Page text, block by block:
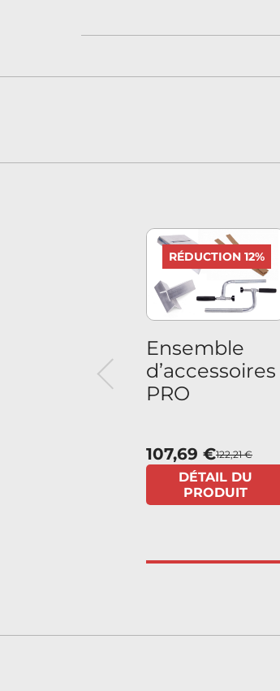
RÉDUCTION 12%
Ensemble
d’accessoires
PRO
107,69 €122,21 €
DÉTAIL DU
PRODUIT
Previous